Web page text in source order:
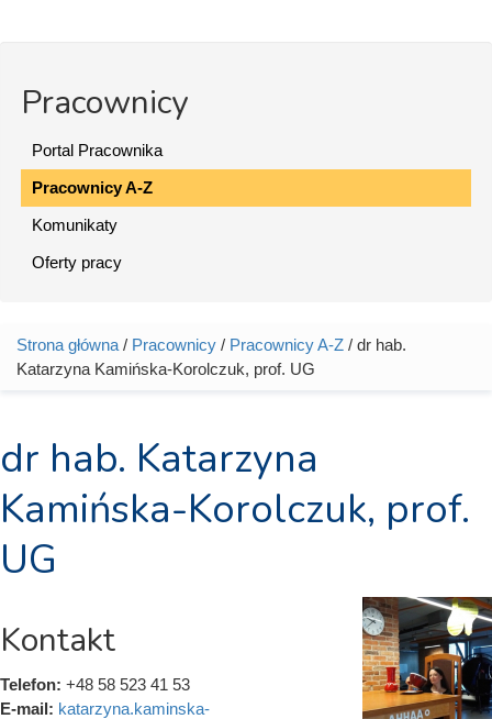
Pracownicy
Portal Pracownika
Pracownicy A-Z
Komunikaty
Oferty pracy
Jesteś tutaj
Strona główna / Pracownicy / Pracownicy A-Z / dr hab.
Katarzyna Kamińska-Korolczuk, prof. UG
dr hab. Katarzyna
Kamińska-Korolczuk, prof.
UG
Kontakt
Telefon: +48 58 523 41 53
E-mail: katarzyna.kaminska-